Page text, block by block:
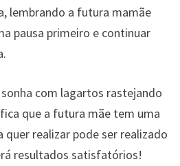
lembrando a futura mamãe
pausa primeiro e continuar
com lagartos rastejando
que a futura mãe tem uma
quer realizar pode ser realizado
resultados satisfatórios!